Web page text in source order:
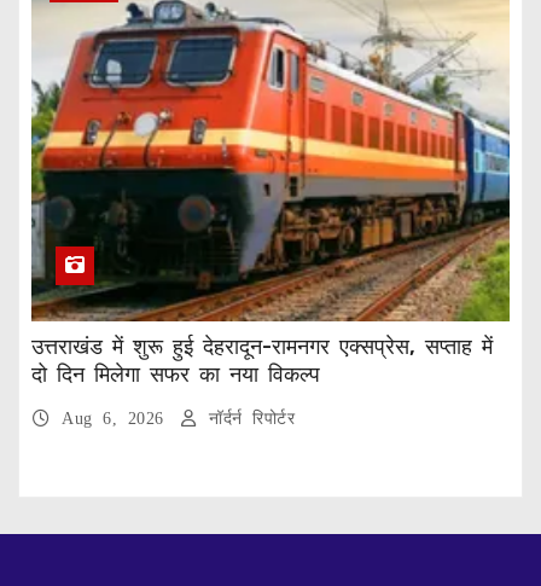
उत्तराखंड में शुरू हुई देहरादून-रामनगर एक्सप्रेस, सप्ताह में
दो दिन मिलेगा सफर का नया विकल्प
Aug 6, 2026 नॉर्दर्न रिपोर्टर